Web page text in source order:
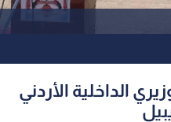
الداخلية الأردني